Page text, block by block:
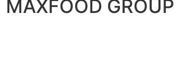
MAXFOOD GROUP